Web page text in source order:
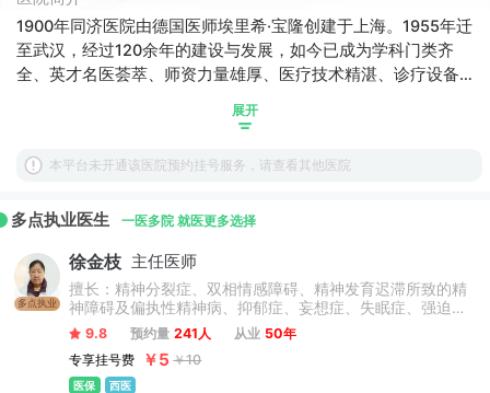
1900年同济医院由德国医师埃里希·宝隆创建于上海。1955年迁
至武汉，经过120余年的建设与发展，如今已成为学科门类齐
全、英才名医荟萃、师资力量雄厚、医疗技术精湛、诊疗设备
公共卫生和培干为一体的现代化综合性国家卫生健康委委管医
展开
本平台未开通该医院预约挂号服务，请查看其他医院
多点执业医生 一医多院 就医更多选择
多点执业
徐金枝 主任医师
擅长：精神分裂症、双相情感障碍、精神发育迟滞所致的精
神障碍及偏执性精神病、抑郁症、妄想症、失眠症、强迫
症、焦虑症、恐惧症、躁狂症、儿童抽动症、多动症、青少
年网瘾厌学心理、学习障碍青春期逆反心理、社交障碍、复
杂性创伤后反应激障碍、戒酒、家庭亲密关系修复等常见精
神心理疾病的诊治与康复治疗。
9.8 预约量 241人 从业 50年
专享挂号费
￥5 ￥10
医保 西医